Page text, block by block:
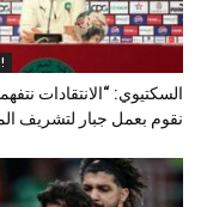
السكتيوي: “الانتقادات
نقوم بعمل جبار لتشريف